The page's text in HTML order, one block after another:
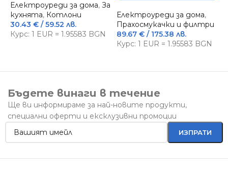
Електроуреди за дома, За
кухнята, Котлони
30.43 € / 59.52 лв.
Курс: 1 EUR = 1.95583 BGN
Електроуреди за дома,
Прахосмукачки и филтри
89.67 €/ 175.38 лв.
Курс: 1 EUR = 1.95583 BGN
Бъдете винаги в течение
Ще ви информираме за най-новите продукти,
специални оферти и ексклузивни промоции